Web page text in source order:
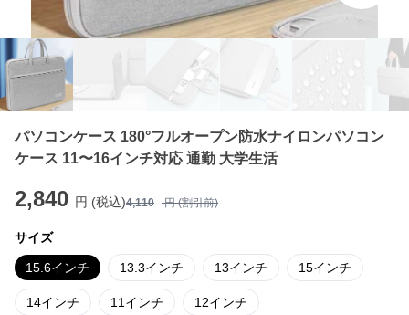
パソコンケース 180°フルオープン防水ナイロンパソコン
ケース 11〜16インチ対応 通勤 大学生活
2,840 円 (税込)4,110 円 (割引前)
サイズ
15.6インチ 13.3インチ 13インチ 15インチ
14インチ 11インチ 12インチ